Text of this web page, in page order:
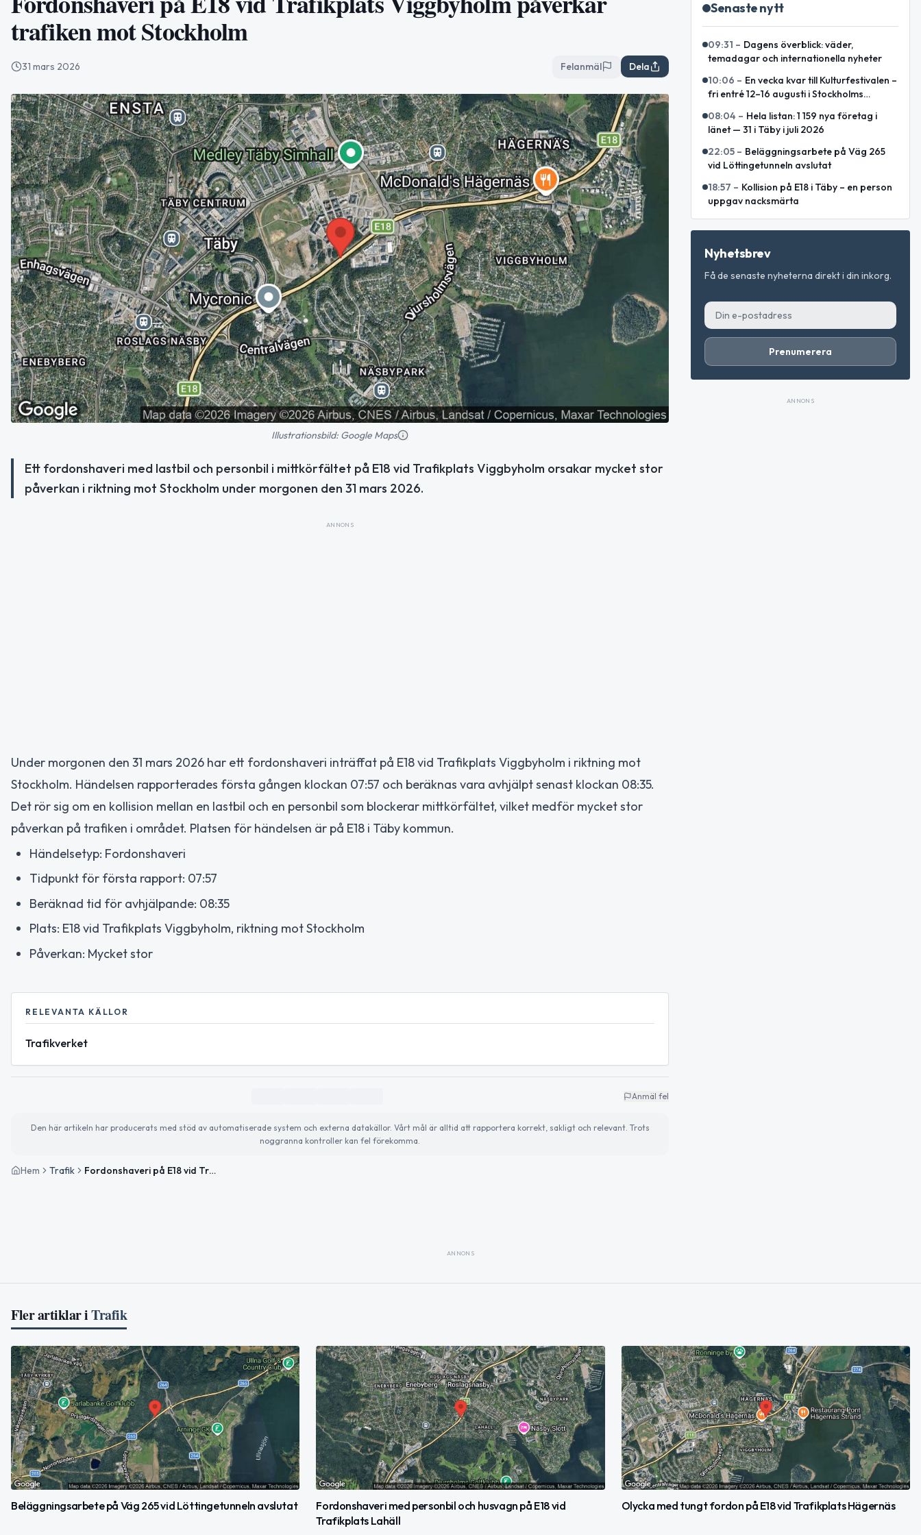
trafiken mot Stockholm
31 mars 2026 Felanmäl Dela
Illustrationsbild: Google Maps
Ett fordonshaveri med lastbil och personbil i mittkörfältet på E18 vid Trafikplats Viggbyholm orsakar mycket stor
påverkan i riktning mot Stockholm under morgonen den 31 mars 2026.
ANNONS
Under morgonen den 31 mars 2026 har ett fordonshaveri inträffat på E18 vid Trafikplats Viggbyholm i riktning mot
Stockholm. Händelsen rapporterades första gången klockan 07:57 och beräknas vara avhjälpt senast klockan 08:35.
Det rör sig om en kollision mellan en lastbil och en personbil som blockerar mittkörfältet, vilket medför mycket stor
påverkan på trafiken i området. Platsen för händelsen är på E18 i Täby kommun.
Händelsetyp: Fordonshaveri
Tidpunkt för första rapport: 07:57
Beräknad tid för avhjälpande: 08:35
Plats: E18 vid Trafikplats Viggbyholm, riktning mot Stockholm
Påverkan: Mycket stor
RELEVANTA KÄLLOR
Trafikverket
Anmäl fel
Den här artikeln har producerats med stöd av automatiserade system och externa datakällor. Vårt mål är alltid att rapportera korrekt, sakligt och relevant. Trots
noggranna kontroller kan fel förekomma.
Hem Trafik Fordonshaveri på E18 vid Trafikplats Viggbyholm påverkar trafiken mot Stockholm
Senaste nytt
09:31 – Dagens överblick: väder,
temadagar och internationella nyheter
10:06 – En vecka kvar till Kulturfestivalen –
fri entré 12–16 augusti i Stockholms
08:04 – Hela listan: 1 159 nya företag i
länet — 31 i Täby i juli 2026
22:05 – Beläggningsarbete på Väg 265
vid Löttingetunneln avslutat
18:57 – Kollision på E18 i Täby – en person
uppgav nacksmärta
Nyhetsbrev
Få de senaste nyheterna direkt i din inkorg.
Prenumerera
ANNONS
ANNONS
Fler artiklar iTrafik
Beläggningsarbete på Väg 265 vid Löttingetunneln avslutat
Fordonshaveri med personbil och husvagn på E18 vid
Trafikplats Lahäll
Olycka med tungt fordon på E18 vid Trafikplats Hägernäs